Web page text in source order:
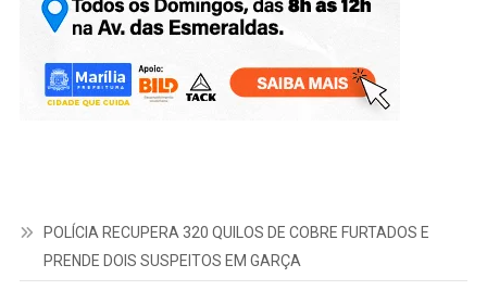
POLÍCIA RECUPERA 320 QUILOS DE COBRE FURTADOS E
PRENDE DOIS SUSPEITOS EM GARÇA